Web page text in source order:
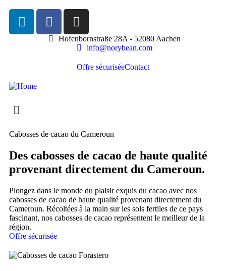
Hofenbornstraße 28A - 52080 Aachen
info@norybean.com
Offre sécuriséeContact
Cabosses de cacao du Cameroun
Des cabosses de cacao de haute qualité
provenant directement du Cameroun.
Plongez dans le monde du plaisir exquis du cacao avec nos
cabosses de cacao de haute qualité provenant directement du
Cameroun. Récoltées à la main sur les sols fertiles de ce pays
fascinant, nos cabosses de cacao représentent le meilleur de la
région.
Offre sécurisée